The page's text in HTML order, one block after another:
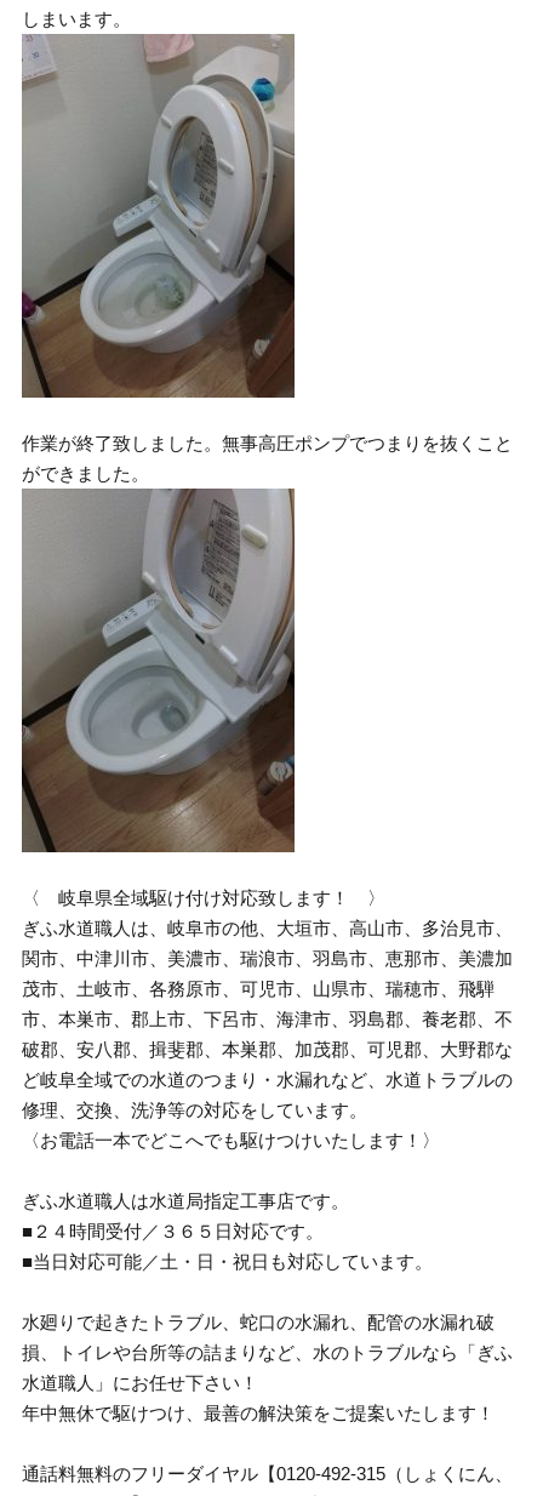
しまいます。
作業が終了致しました。無事高圧ポンプでつまりを抜くこと
ができました。
〈 岐阜県全域駆け付け対応致します！ 〉
ぎふ水道職人は、岐阜市の他、大垣市、高山市、多治見市、
関市、中津川市、美濃市、瑞浪市、羽島市、恵那市、美濃加
茂市、土岐市、各務原市、可児市、山県市、瑞穂市、飛騨
市、本巣市、郡上市、下呂市、海津市、羽島郡、養老郡、不
破郡、安八郡、揖斐郡、本巣郡、加茂郡、可児郡、大野郡な
ど岐阜全域での水道のつまり・水漏れなど、水道トラブルの
修理、交換、洗浄等の対応をしています。
〈お電話一本でどこへでも駆けつけいたします！〉
ぎふ水道職人は水道局指定工事店です。
■２４時間受付／３６５日対応です。
■当日対応可能／土・日・祝日も対応しています。
水廻りで起きたトラブル、蛇口の水漏れ、配管の水漏れ破
損、トイレや台所等の詰まりなど、水のトラブルなら「ぎふ
水道職人」にお任せ下さい！
年中無休で駆けつけ、最善の解決策をご提案いたします！
通話料無料のフリーダイヤル【0120-492-315（しょくにん、